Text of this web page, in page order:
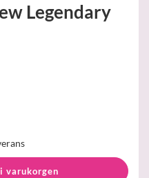
Legendary
varukorgen